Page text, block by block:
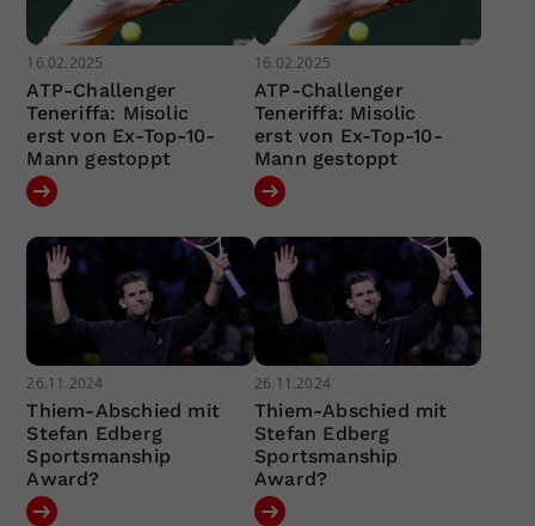
16.02.2025
ATP-Challenger
Teneriffa: Misolic
erst von Ex-Top-10-
Mann gestoppt
16.02.2025
ATP-Challenger
Teneriffa: Misolic
erst von Ex-Top-10-
Mann gestoppt
26.11.2024
Thiem-Abschied mit
Stefan Edberg
Sportsmanship
Award?
26.11.2024
Thiem-Abschied mit
Stefan Edberg
Sportsmanship
Award?